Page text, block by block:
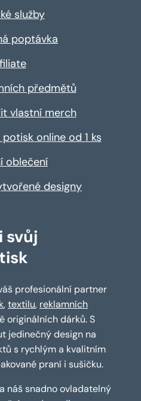
služby
poptávka
předmětů
vlastní merch
potisk online od 1 ks
oblečení
designy
svůj
profesionální partner
,textilu, reklamních
originálních dárků. S
jedinečný design na
s rychlým a kvalitním
praní i sušičku.
náš snadno ovladatelný